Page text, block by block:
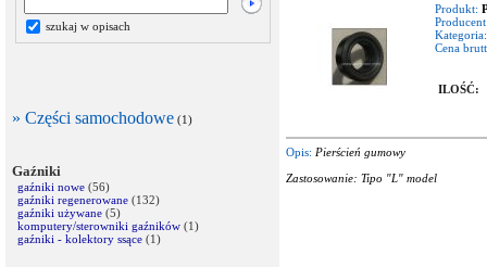
szukaj w opisach
» Części samochodowe (1)
Gaźniki
gaźniki nowe (56)
gaźniki regenerowane (132)
gaźniki używane (5)
komputery/sterowniki gaźników (1)
gaźniki - kolektory ssące (1)
Produkt:
Kategoria:
Cena
ILOŚĆ:
Opis: Pierścień gumowy
Zastosowanie: Tipo "L" model